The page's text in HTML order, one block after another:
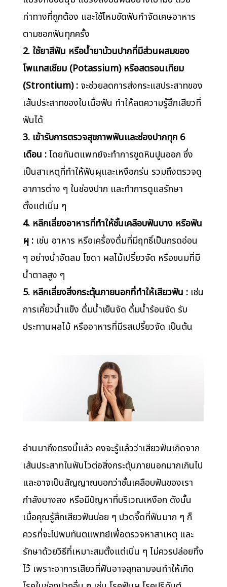
ท่าทางที่ถูกต้อง และใช้ไหมขัดฟันกำจัดเศษอาหาร
ตามซอกฟันทุกครั้ง
2. ใช้ยาสีฟัน หรือน้ำยาบ้วนปากที่มีส่วนผสมของ
โพแทสเซียม (Potassium) หรือสตรอนเทียม
(Strontium) :จะช่วยลดการส่งกระแสประสาทของ
เส้นประสาทของในเนื้อฟัน ทำให้ลดความรู้สึกเสียวที่
ฟันได้
3. เข้ารับการตรวจสุขภาพฟันและช่องปากทุก 6
เดือน :โดยทันตแพทย์จะทำการขูดหินปูนออก ซึ่ง
เป็นสาเหตุที่ทำให้ฟันผุและเหงือกร่น รวมถึงตรวจดู
อาการต่าง ๆ ในช่องปาก และทำการดูแลรักษา
ตั้งแต่เนิ่น ๆ
4. หลีกเลี่ยงอาหารที่ทำให้ชั้นเคลือบฟันบาง หรือฟัน
ผุ :เช่น อาหาร หรือเครื่องดื่มที่มีฤทธิ์เป็นกรดอ่อน
ๆ อย่างน้ำอัดลม โซดา ผลไม้เปรี้ยวจัด หรือขนมที่มี
น้ำตาลสูง ๆ
5. หลีกเลี่ยงสิ่งกระตุ้นภายนอกที่ทำให้เสียวฟัน :เช่น
การเคี้ยวน้ำแข็ง ดื่มน้ำเย็นจัด ดื่มน้ำร้อนจัด รับ
ประทานผลไม้ หรืออาหารที่มีรสเปรี้ยวจัด เป็นต้น
อ่านมาถึงตรงนี้แล้ว คงจะรู้แล้วว่าเสียวฟันเกิดจาก
เส้นประสาทในฟันไวต่อสิ่งกระตุ้นภายนอกมากเกินไป
และอาจเป็นสัญญาณบอกว่าชั้นเคลือบฟันของเรา
กำลังบางลง หรือมีปัญหาที่บริเวณเหงือก ดังนั้น
เมื่อคุณรู้สึกเสียวฟันบ่อย ๆ ปวดจี๊ดที่ฟันมาก ๆ ก็
ควรที่จะไปพบทันตแพทย์เพื่อตรวจหาสาเหตุ และ
รักษาด้วยวิธีที่เหมาะสมตั้งแต่เนิ่น ๆ ไม่ควรปล่อยทิ้ง
ไว้ เพราะอาการเสียวที่ฟันอาจลุกลามจนทำให้เกิด